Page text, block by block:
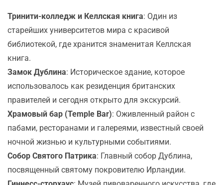
Тринити-колледж и Келлская книга: Один из
старейших университетов мира с красивой
библиотекой, где хранится знаменитая Келлская
книга.
Замок Дублина: Историческое здание, которое
использовалось как резиденция британских
правителей и сегодня открыто для экскурсий.
Храмовый бар (Temple Bar): Оживленный район с
пабами, ресторанами и галереями, известный своей
ночной жизнью и культурными событиями.
Собор Святого Патрика: Главный собор Дублина,
посвященный святому покровителю Ирландии.